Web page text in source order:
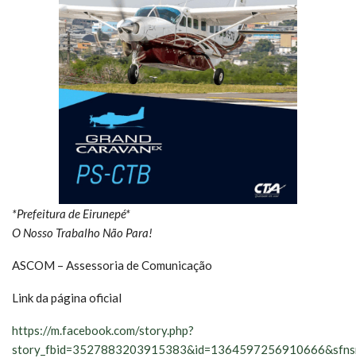
*Prefeitura de Eirunepé*
O Nosso Trabalho Não Para!
ASCOM – Assessoria de Comunicação
Link da página oficial
https://m.facebook.com/story.php?